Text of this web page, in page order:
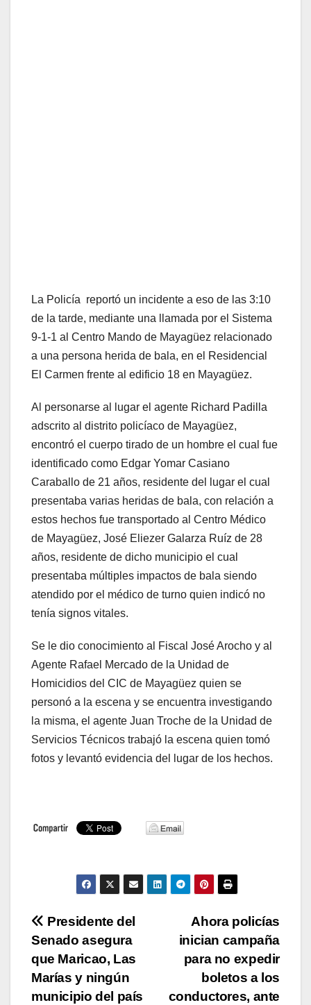
La Policía reportó un incidente a eso de las 3:10
de la tarde, mediante una llamada por el Sistema
9-1-1 al Centro Mando de Mayagüez relacionado
a una persona herida de bala, en el Residencial
El Carmen frente al edificio 18 en Mayagüez.
Al personarse al lugar el agente Richard Padilla
adscrito al distrito policíaco de Mayagüez,
encontró el cuerpo tirado de un hombre el cual fue
identificado como Edgar Yomar Casiano
Caraballo de 21 años, residente del lugar el cual
presentaba varias heridas de bala, con relación a
estos hechos fue transportado al Centro Médico
de Mayagüez, José Eliezer Galarza Ruíz de 28
años, residente de dicho municipio el cual
presentaba múltiples impactos de bala siendo
atendido por el médico de turno quien indicó no
tenía signos vitales.
Se le dio conocimiento al Fiscal José Arocho y al
Agente Rafael Mercado de la Unidad de
Homicidios del CIC de Mayagüez quien se
personó a la escena y se encuentra investigando
la misma, el agente Juan Troche de la Unidad de
Servicios Técnicos trabajó la escena quien tomó
fotos y levantó evidencia del lugar de los hechos.
Navegación
de
entradas
Ahora policías
inician campaña
para no expedir
boletos a los
conductores, ante
Presidente del
Senado asegura
que Maricao, Las
Marías y ningún
municipio del país